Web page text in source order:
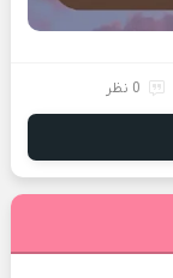
0 نظر